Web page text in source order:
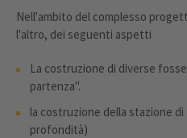
Nell'ambito del complesso
l'altro, dei seguenti aspetti
La costruzione di diverse
partenza".
la costruzione della stazione
profondità)